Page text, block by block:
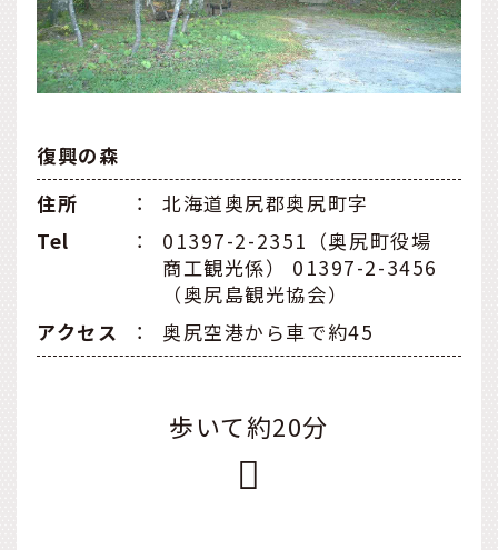
復興の森
住所
：
北海道奥尻郡奥尻町字
Tel
：
01397-2-2351（奥尻町役場
商工観光係） 01397-2-3456
（奥尻島観光協会）
アクセス
： 奥尻空港から車で約45
歩いて約20分